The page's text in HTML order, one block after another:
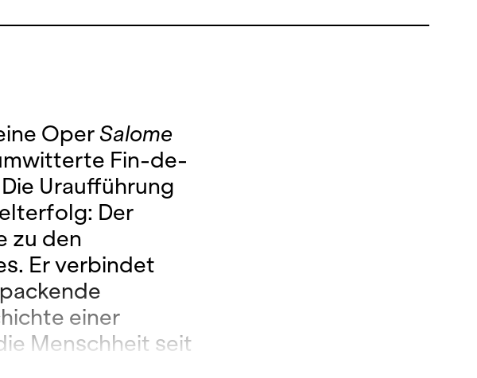
OperSalome
Fin-de-
Uraufführung
Der
zu den
Er verbindet
einer
Menschheit seit